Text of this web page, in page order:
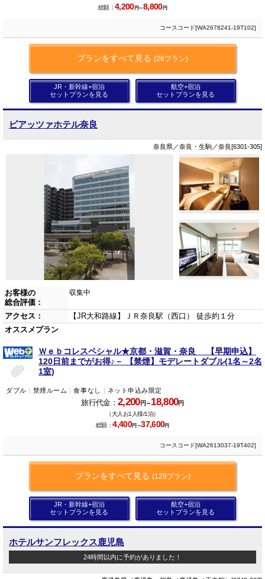
総額：4,200円～8,800円
コースコード[WA2678241-19T102]
プランをすべて見る (26プラン)
JR・新幹線+宿泊
セットプランを見る
航空+宿泊
セットプランを見る
ピアッツァホテル奈良
奈良県／奈良・生駒／奈良[6301-305]
お客様の
総合評価：
収集中
アクセス：
【JR大和路線】ＪＲ奈良駅（西口） 徒歩約１分
オススメプラン
Ｗｅｂコレスペシャル★京都・滋賀・奈良 【早期申込】
120日前までがお得♪－ 【禁煙】モデレートダブル(1名～2名
1室)
ダブル 禁煙ルーム 食事なし ネット申込み限定
旅行代金： 2,200円～18,800円
（大人お1人様/1泊）
総額：4,400円～37,600円
コースコード[WA2613037-19T402]
プランをすべて見る (129プラン)
JR・新幹線+宿泊
セットプランを見る
航空+宿泊
セットプランを見る
ホテルサンフレックス鹿児島
24時間以内に予約がありました！